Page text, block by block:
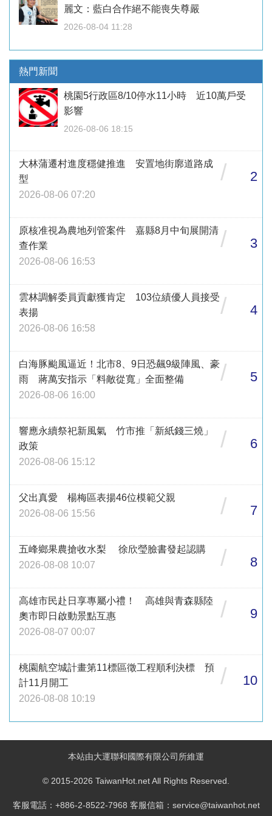
麗文：藍白合作絕不能喪失尊嚴
2026-08-04 11:28
熱門新聞
桃園5行政區8/10停水11小時 近10萬戶受
影響
2026-08-06 18:15
大林蒲遷村進度穩健推進 安置地街廓道路成
型
2026-08-06 07:20
/ 2
原核准視為農地列管案件 嘉縣8月中旬展開清
查作業
2026-08-06 16:53
/ 3
雲林調解委員貢獻獲肯定 103位績優人員接受
表揚
2026-08-06 16:58
/ 4
白海豚颱風逼近！北市8、9日恐飆9級陣風、豪
雨 蔣萬安指示「料敵從寬」全面整備
2026-08-06 16:00
/ 5
響應永續祭祀新風氣 竹市推「新紙錢三燒」
政策
2026-08-06 15:12
/ 6
父出真愛 楊梅區表揚46位模範父親
2026-08-06 15:56
/ 7
五峰鄉果農搶收水梨 徐欣瑩臉書發起認購
2026-08-08 10:07
/ 8
高雄市民赴日享專屬小禮！ 高雄與青森縣陸
奧市即日啟動景點互惠
2026-08-07 00:07
/ 9
桃園航空城計畫第11標區徵工程順利決標 預
計11月開工
2026-08-08 10:19
/ 10
本站由大運聯和國際有限公司所維運
© 2015-2026 TaiwanHot.net All Rights Reserved.
客服電話：+886-2-8522-7968 客服信箱：service@taiwanhot.net